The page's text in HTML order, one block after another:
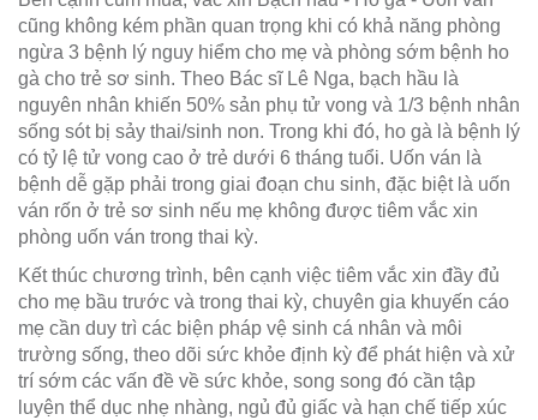
cũng không kém phần quan trọng khi có khả năng phòng
ngừa 3 bệnh lý nguy hiểm cho mẹ và phòng sớm bệnh ho
gà cho trẻ sơ sinh. Theo Bác sĩ Lê Nga, bạch hầu là
nguyên nhân khiến 50% sản phụ tử vong và 1/3 bệnh nhân
sống sót bị sảy thai/sinh non. Trong khi đó, ho gà là bệnh lý
có tỷ lệ tử vong cao ở trẻ dưới 6 tháng tuổi. Uốn ván là
bệnh dễ gặp phải trong giai đoạn chu sinh, đặc biệt là uốn
ván rốn ở trẻ sơ sinh nếu mẹ không được tiêm vắc xin
phòng uốn ván trong thai kỳ.
Kết thúc chương trình, bên cạnh việc tiêm vắc xin đầy đủ
cho mẹ bầu trước và trong thai kỳ, chuyên gia khuyến cáo
mẹ cần duy trì các biện pháp vệ sinh cá nhân và môi
trường sống, theo dõi sức khỏe định kỳ để phát hiện và xử
trí sớm các vấn đề về sức khỏe, song song đó cần tập
luyện thể dục nhẹ nhàng, ngủ đủ giấc và hạn chế tiếp xúc